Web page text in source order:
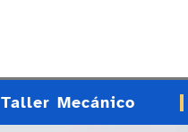
Taller Mecánico